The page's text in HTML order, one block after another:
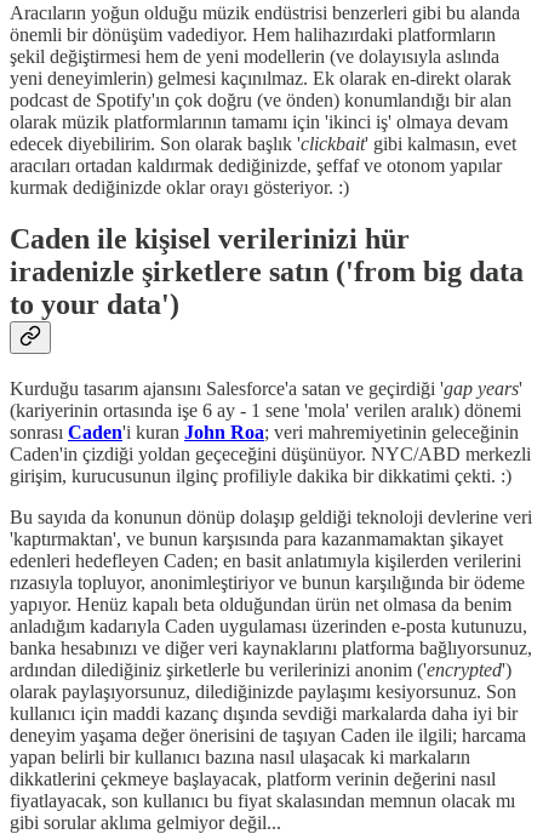
Aracıların yoğun olduğu müzik endüstrisi benzerleri gibi bu alanda
önemli bir dönüşüm vadediyor. Hem halihazırdaki platformların
şekil değiştirmesi hem de yeni modellerin (ve dolayısıyla aslında
yeni deneyimlerin) gelmesi kaçınılmaz. Ek olarak en-direkt olarak
podcast de Spotify'ın çok doğru (ve önden) konumlandığı bir alan
olarak müzik platformlarının tamamı için 'ikinci iş' olmaya devam
edecek diyebilirim. Son olarak başlık 'clickbait' gibi kalmasın, evet
aracıları ortadan kaldırmak dediğinizde, şeffaf ve otonom yapılar
kurmak dediğinizde oklar orayı gösteriyor. :)
Caden ile kişisel verilerinizi hür
iradenizle şirketlere satın ('from big data
to your data')
Kurduğu tasarım ajansını Salesforce'a satan ve geçirdiği 'gap years'
(kariyerinin ortasında işe 6 ay - 1 sene 'mola' verilen aralık) dönemi
sonrası Caden'i kuran John Roa; veri mahremiyetinin geleceğinin
Caden'in çizdiği yoldan geçeceğini düşünüyor. NYC/ABD merkezli
girişim, kurucusunun ilginç profiliyle dakika bir dikkatimi çekti. :)
Bu sayıda da konunun dönüp dolaşıp geldiği teknoloji devlerine veri
'kaptırmaktan', ve bunun karşısında para kazanmamaktan şikayet
edenleri hedefleyen Caden; en basit anlatımıyla kişilerden verilerini
rızasıyla topluyor, anonimleştiriyor ve bunun karşılığında bir ödeme
yapıyor. Henüz kapalı beta olduğundan ürün net olmasa da benim
anladığım kadarıyla Caden uygulaması üzerinden e-posta kutunuzu,
banka hesabınızı ve diğer veri kaynaklarını platforma bağlıyorsunuz,
ardından dilediğiniz şirketlerle bu verilerinizi anonim ('encrypted')
olarak paylaşıyorsunuz, dilediğinizde paylaşımı kesiyorsunuz. Son
kullanıcı için maddi kazanç dışında sevdiği markalarda daha iyi bir
deneyim yaşama değer önerisini de taşıyan Caden ile ilgili; harcama
yapan belirli bir kullanıcı bazına nasıl ulaşacak ki markaların
dikkatlerini çekmeye başlayacak, platform verinin değerini nasıl
fiyatlayacak, son kullanıcı bu fiyat skalasından memnun olacak mı
gibi sorular aklıma gelmiyor değil...